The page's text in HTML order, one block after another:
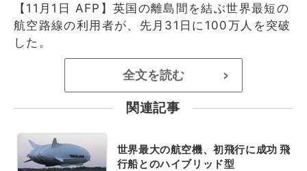
【11月1日 AFP】英国の離島間を結ぶ世界最短の
航空路線の利用者が、先月31日に100万人を突破
した。
全文を読む >
関連記事
世界最大の航空機、初飛行に成功 飛
行船とのハイブリッド型